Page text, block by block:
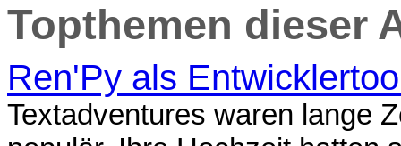
Topthemen dieser
Ren'Py als
Textadventures waren lange